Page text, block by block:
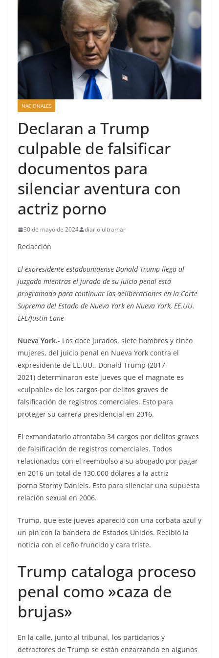
Consulado General de la
República Dominicana en
Miami y Broward
International University
suscriben acuerdo de
colaboración académica
NACIONALES
Declaran a Trump
culpable de falsificar
documentos para
silenciar aventura con
actriz porno
30 de mayo de 2024 diario ultramar
Redacción
El expresidente estadounidense Donald Trump llega al
juzgado mientras el jurado de su juicio penal está
programado para continuar las deliberaciones en la Corte
Suprema del Estado de Nueva York en Nueva York, EE.UU.
EFE/Justin Lane
Nueva York.- Los doce jurados, siete hombres y cinco
mujeres, del juicio penal en Nueva York contra el
expresidente de EE.UU., Donald Trump (2017-
2021) determinaron este jueves que el magnate es
«culpable» de los cargos por delitos graves de
falsificación de registros comerciales. Esto para
proteger su carrera presidencial en 2016.
El exmandatario afrontaba 34 cargos por delitos graves
de falsificación de registros comerciales. Todos
relacionados con el reembolso a su abogado por pagar
en 2016 un total de 130.000 dólares a la actriz
porno Stormy Daniels. Esto para silenciar una supuesta
relación sexual en 2006.
Trump, que este jueves apareció con una corbata azul y
un pin con la bandera de Estados Unidos. Recibió la
noticia con el ceño fruncido y cara triste.
Trump cataloga proceso
penal como »caza de
brujas»
En la calle, junto al tribunal, los partidarios y
detractores de Trump se están enzarzando en algunos